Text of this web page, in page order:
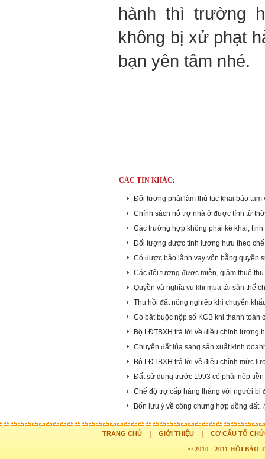
hành thì trường
không bị xử phạt
bạn yên tâm nhé.
CÁC TIN KHÁC:
Đối tượng phải làm thủ tục khai báo tạm
Chính sách hỗ trợ nhà ở được tính từ
Các trường hợp không phải kê khai,
Đối tượng được tính lương hưu theo
Có được bảo lãnh vay vốn bằng quyền
Các đối tượng được miễn, giảm thuế
Quyền và nghĩa vụ khi mua tài sản thế
Thu hồi đất nông nghiệp khi chuyển
Có bắt buộc nộp sổ KCB khi thanh toán
Bộ LĐTBXH trả lời về điều chỉnh lương
Chuyển đất lúa sang sản xuất kinh
Bộ LĐTBXH trả lời về điều chỉnh mức
Đất sử dụng trước 1993 có phải nộp
Chế độ trợ cấp hàng tháng với người bị
Bốn lưu ý về công chứng hợp đồng đất.
TRANG CHỦ GIỚI THIỆU CƠ CẤU TỔ
© 2010 - 2011 HỘI BẢO